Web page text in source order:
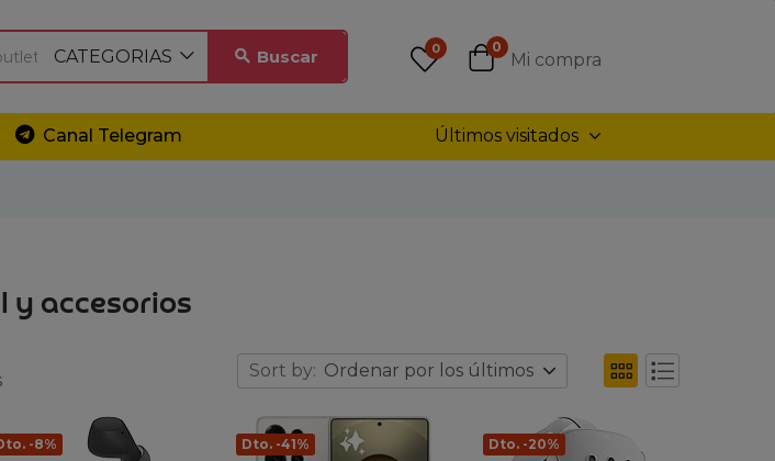
CATEGORIAS Buscar 0 0
Mi compra
Canal Telegram Últimos visitados
y accesorios
Sort by: Ordenar por los últimos
-8% Dto. -41% Dto. -20%